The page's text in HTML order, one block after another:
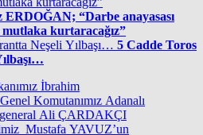
ERDOĞAN; “Darbe anayasası
kurtaracağız”
5 Cadde Toros